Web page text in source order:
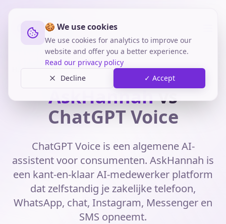
🍪 We use cookies
We use cookies for analytics to improve our
website and offer you a better experience.
Read our privacy policy
Decline
✓ Accept
Home Vergelijkingen AskHannah vs ChatGPT Voice
AskHannahvs
ChatGPT Voice
ChatGPT Voice is een algemene AI-
assistent voor consumenten. AskHannah is
een kant-en-klaar AI-medewerker platform
dat zelfstandig je zakelijke telefoon,
WhatsApp, chat, Instagram, Messenger en
SMS opneemt.